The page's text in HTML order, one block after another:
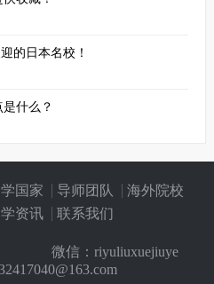
的日本名校！
什么？
国家 导师团队
海外院校
资讯 联系我们
微信：riyuliuxuejiuye